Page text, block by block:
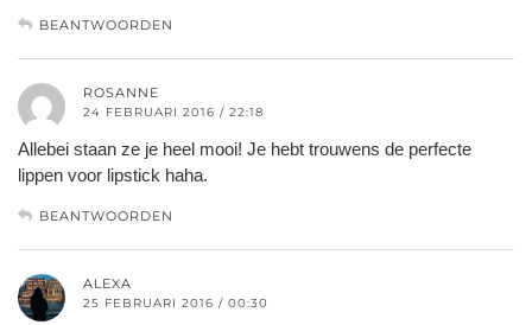
BEANTWOORDEN
ROSANNE
24 FEBRUARI 2016 / 22:18
Allebei staan ze je heel mooi! Je hebt trouwens de perfecte
lippen voor lipstick haha.
BEANTWOORDEN
ALEXA
25 FEBRUARI 2016 / 00:30